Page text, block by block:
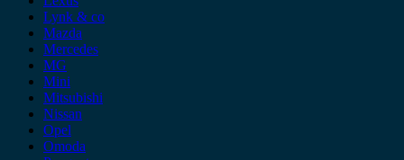
Lynk & co
Mazda
Mercedes
MG
Mini
Mitsubishi
Nissan
Opel
Omoda